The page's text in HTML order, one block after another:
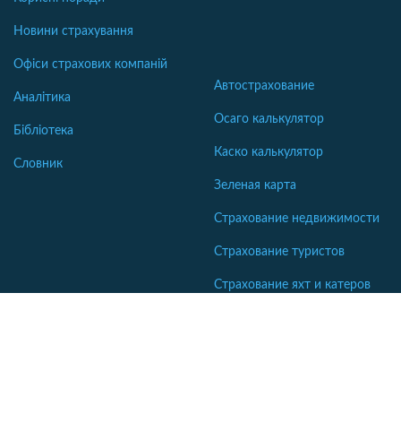
Новини страхування
Офіси страхових компаній
Аналітика
Бібліотека
Словник
Автострахование
Осаго калькулятор
Каско калькулятор
Зеленая карта
Страхование недвижимости
Страхование туристов
Страхование яхт и катеров